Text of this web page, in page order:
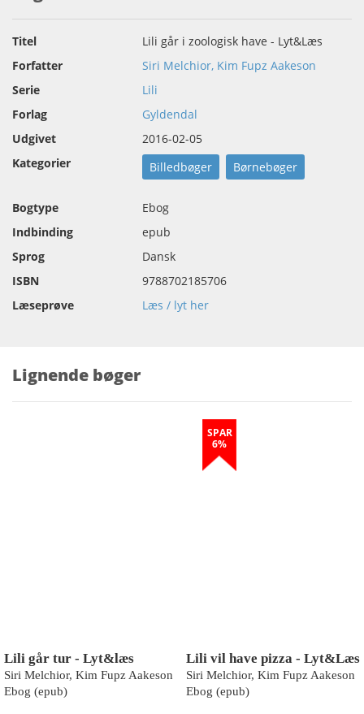
Titel
Lili går i zoologisk have - Lyt&Læs
Forfatter
Siri Melchior, Kim Fupz Aakeson
Serie
Lili
Forlag
Gyldendal
Udgivet
2016-02-05
Kategorier
Billedbøger Børnebøger
Bogtype
Ebog
Indbinding
epub
Sprog
Dansk
ISBN
9788702185706
Læseprøve
Læs / lyt her
Lignende bøger
Lili går tur - Lyt&læs
Siri Melchior, Kim Fupz Aakeson
Ebog (epub)
SPAR
6%
Lili vil have pizza - Lyt&Læs
Siri Melchior, Kim Fupz Aakeson
Ebog (epub)